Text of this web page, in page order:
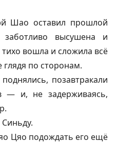
Шао оставил прошлой
высушена и
вошла и сложила всё
глядя по сторонам.
позавтракали
— и, не задерживаясь,
Цяо подождать его ещё